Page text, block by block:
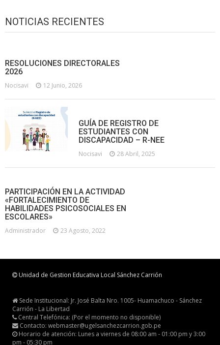
NOTICIAS RECIENTES
RESOLUCIONES DIRECTORALES
2026
Nocisavi 12 Junio, 2026
GUÍA DE REGISTRO DE
ESTUDIANTES CON
DISCAPACIDAD – R-NEE
Nocisavi 28 Abril, 2025
PARTICIPACIÓN EN LA ACTIVIDAD
«FORTALECIMIENTO DE
HABILIDADES PSICOSOCIALES EN
ESCOLARES»
Administrador 23 Agosto, 2022
Unidad de Gestion Educativa Local Sánchez Carrión
Sede Institucional: Jr. José Balta Nro. 1005- Huamachuco - Sánchez
Carrión - La Libertad
Central Telefónica: (Por el momento no disponible)
Contacto: webmaster@ugelsanchezcarrion.gob.pe
Horario de atención: Lunes a viernes de 08:00 am - 01:00 pm y 3:00
pm - 05:30 pm